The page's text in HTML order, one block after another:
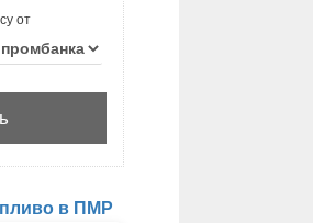
от
в ПМР